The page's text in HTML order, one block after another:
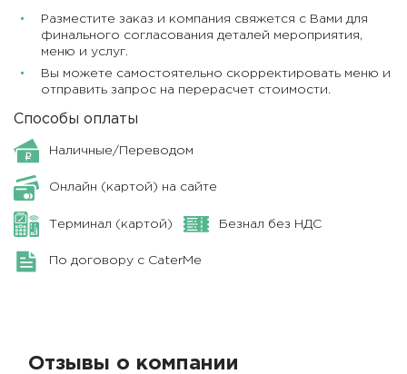
Разместите заказ и компания свяжется с Вами для
финального согласования деталей мероприятия,
меню и услуг.
Вы можете самостоятельно скорректировать меню и
отправить запрос на перерасчет стоимости.
Способы оплаты
Наличные/Переводом
Онлайн (картой) на сайте
Терминал (картой) Безнал без НДС
По договору с CaterMe
Отзывы о компании